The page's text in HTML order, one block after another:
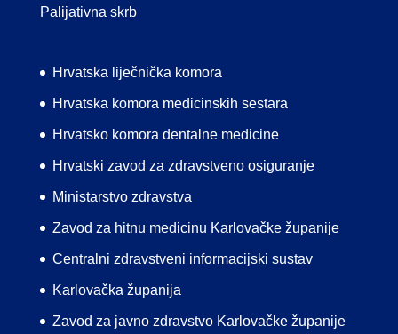
Palijativna skrb
Hrvatska liječnička komora
Hrvatska komora medicinskih sestara
Hrvatsko komora dentalne medicine
Hrvatski zavod za zdravstveno osiguranje
Ministarstvo zdravstva
Zavod za hitnu medicinu Karlovačke županije
Centralni zdravstveni informacijski sustav
Karlovačka županija
Zavod za javno zdravstvo Karlovačke županije